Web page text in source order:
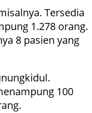
Tersedia
1.278 orang.
8 pasien yang
100